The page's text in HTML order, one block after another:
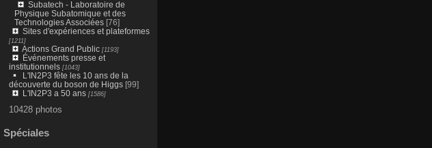
Subatech - Laboratoire de
Physique Subatomique et des
Technologies Associées[76]
Sites d'expériences et plateformes
[1211]
Actions Grand Public[1193]
Événements presse et
institutionnels[1043]
L'IN2P3 fête les 10 ans de la
découverte du boson de Higgs[99]
L'IN2P3 a 50 ans[1586]
10428 photos
Spéciales